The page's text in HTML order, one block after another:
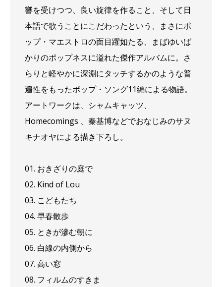
響を受けつつ、良い旋律を作ること、そして日
本語で歌うことにこだわったという、まさにポ
ップ・マエストロの面目躍如たる、まばゆいば
かりのポップネスに溢れた傑作アルバムに。さ
らりと軽やかに深淵にタッチするかのような普
遍性をもったポップ・ソング11編による物語。
アートワークは、シャムキャッツ、
Homecomings 、秦基博などでおなじみのサヌ
キナオヤによる描き下ろし。
01. おきざりの庭で
02. Kind of Lou
03. こどもたち
04. 早春散歩
05. ときが滲む朝に
06. 白線の内側から
07. 高い窓
08. フィルムのすきま